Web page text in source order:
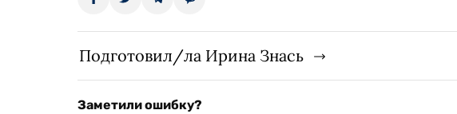
Подготовил/ла Ирина Знась
Заметили ошибку?